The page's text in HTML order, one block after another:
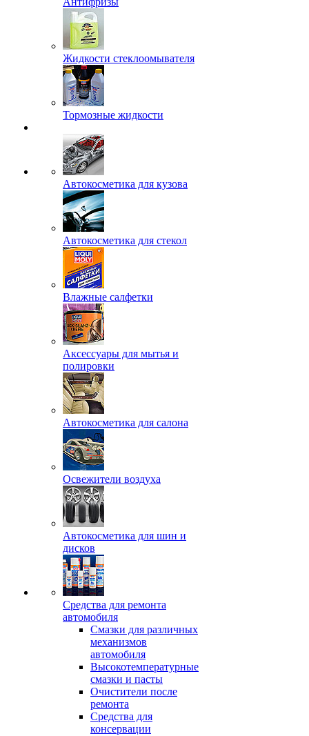
Жидкости стеклоомывателя
Тормозные жидкости
Автокосметика для кузова
Автокосметика для стекол
Влажные салфетки
Аксессуары для мытья и
полировки
Автокосметика для салона
Освежители воздуха
Автокосметика для шин и
дисков
Средства для ремонта
автомобиля
Смазки для различных
механизмов
автомобиля
Высокотемпературные
смазки и пасты
Очистители после
ремонта
Средства для
консервации